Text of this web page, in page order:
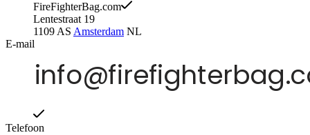
FireFighterBag.com
Lentestraat 19
1109 AS Amsterdam NL
E-mail
Telefoon